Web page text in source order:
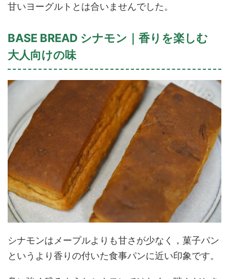
甘いヨーグルトとは合いませんでした。
BASE BREAD シナモン｜香りを楽しむ
大人向けの味
シナモンはメープルよりも甘さが少なく，菓子パン
というより香りの付いた食事パンに近い印象です。